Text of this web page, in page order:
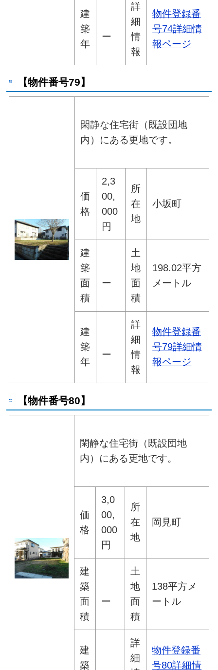
建
築
年
ー
詳
細
情
報
物件登録番
号74詳細情
報ページ
【物件番号79】
閑静な住宅街（既設団地
内）にある更地です。
価
格
2,3
00,
000
円
所
在
地
小坂町
建
築
面
積
ー
土
地
面
積
198.02平方
メートル
建
築
年
ー
詳
細
情
報
物件登録番
号79詳細情
報ページ
【物件番号80】
閑静な住宅街（既設団地
内）にある更地です。
価
格
3,0
00,
000
円
所
在
地
岡見町
建
築
面
積
ー
土
地
面
積
138平方メ
ートル
建
築
詳
細
物件登録番
号80詳細情